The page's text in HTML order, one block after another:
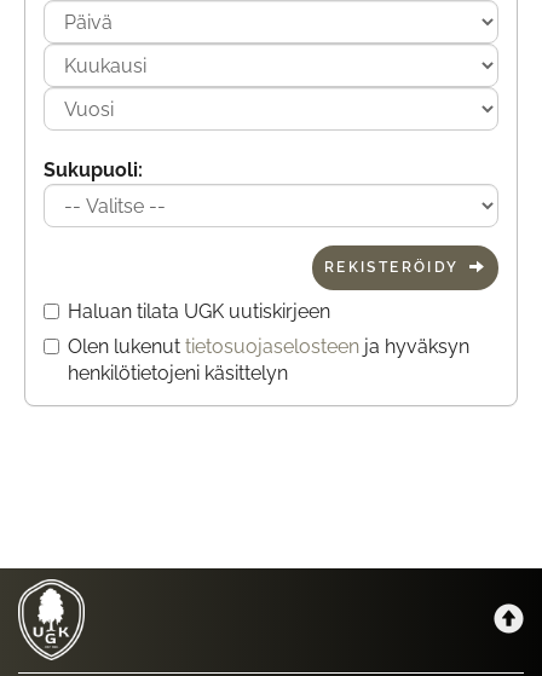
Sukupuoli:
REKISTERÖIDY
Haluan tilata UGK uutiskirjeen
Olen lukenut tietosuojaselosteen ja hyväksyn
henkilötietojeni käsittelyn